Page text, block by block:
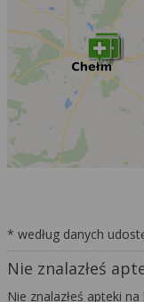
* według danych
Nie znalazłeś
Nie znalazłeś apteki